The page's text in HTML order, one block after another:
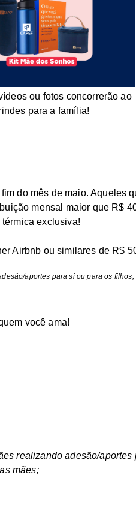
ou fotos concorrerão ao
para a família!
do mês de maio. Aqueles
mensal maior que R$
exclusiva!
Airbnb ou similares de R$
aportes para si ou para os
você ama!
realizando adesão/aportes
mães;